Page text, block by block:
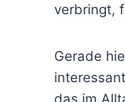
verbringt,
Gerade
das im